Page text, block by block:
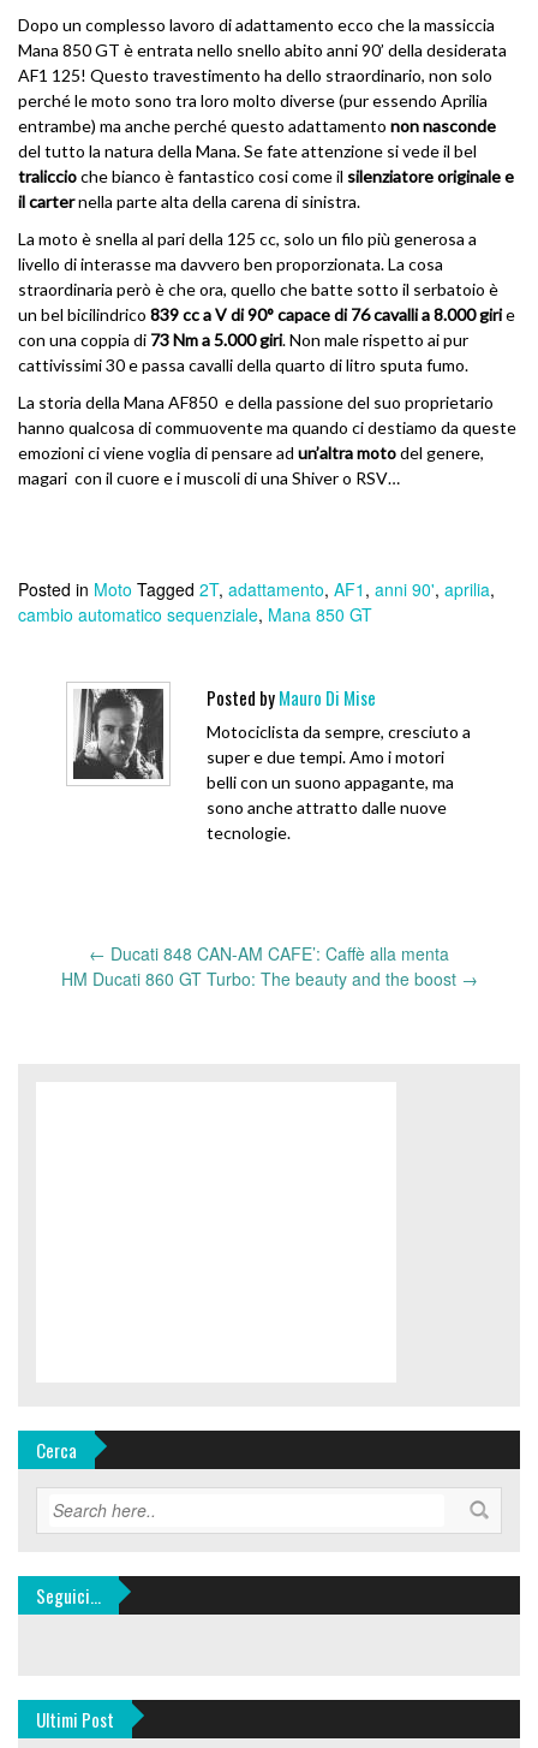
Dopo un complesso lavoro di adattamento ecco che la massiccia
Mana 850 GT è entrata nello snello abito anni 90’ della desiderata
AF1 125! Questo travestimento ha dello straordinario, non solo
perché le moto sono tra loro molto diverse (pur essendo Aprilia
entrambe) ma anche perché questo adattamento non nasconde
del tutto la natura della Mana. Se fate attenzione si vede il bel
traliccioche bianco è fantastico cosi come il silenziatore originale e
il carternella parte alta della carena di sinistra.
La moto è snella al pari della 125 cc, solo un filo più generosa a
livello di interasse ma davvero ben proporzionata. La cosa
straordinaria però è che ora, quello che batte sotto il serbatoio è
un bel bicilindrico 839 cc a V di 90° capace di 76 cavalli a 8.000 girie
con una coppia di 73 Nm a 5.000 giri. Non male rispetto ai pur
cattivissimi 30 e passa cavalli della quarto di litro sputa fumo.
La storia della Mana AF850 e della passione del suo proprietario
hanno qualcosa di commuovente ma quando ci destiamo da queste
emozioni ci viene voglia di pensare ad un’altra motodel genere,
magari con il cuore e i muscoli di una Shiver o RSV…
Posted in Moto Tagged 2T, adattamento, AF1 , anni 90', aprilia,
cambio automatico sequenziale, Mana 850 GT
Posted byMauro Di Mise
Motociclista da sempre, cresciuto a
super e due tempi. Amo i motori
belli con un suono appagante, ma
sono anche attratto dalle nuove
tecnologie.
← Ducati 848 CAN-AM CAFE’: Caffè alla menta
HM Ducati 860 GT Turbo: The beauty and the boost →
Cerca
Seguici…
Ultimi Post